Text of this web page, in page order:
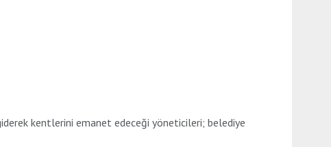
kentlerini emanet edeceği yöneticileri; belediye